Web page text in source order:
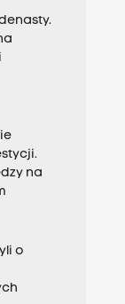
na
o